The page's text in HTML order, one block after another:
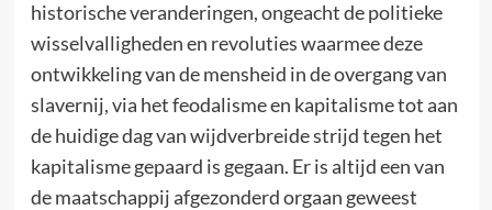
historische veranderingen, ongeacht de politieke
wisselvalligheden en revoluties waarmee deze
ontwikkeling van de mensheid in de overgang van
slavernij, via het feodalisme en kapitalisme tot aan
de huidige dag van wijdverbreide strijd tegen het
kapitalisme gepaard is gegaan. Er is altijd een van
de maatschappij afgezonderd orgaan geweest